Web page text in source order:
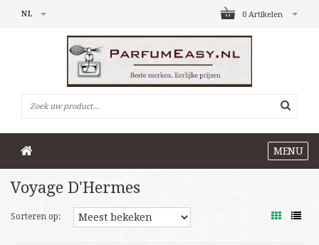
0 Artikelen
NL
MENU
Voyage D'Hermes
Sorteren op: